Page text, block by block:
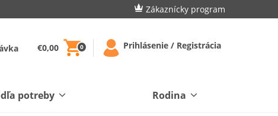
Zákaznícky program
€0,00 0 Prihlásenie / Registrácia
potreby Rodina